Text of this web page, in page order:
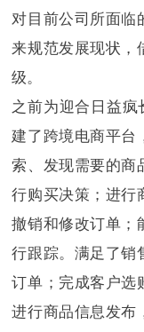
对目前公司所面临
来规范发展现状，
级。
之前为迎合日益疯
建了跨境电商平台
索、发现需要的商
行购买决策；进行
撤销和修改订单；
行跟踪。满足了销
订单；完成客户选
进行商品信息发布